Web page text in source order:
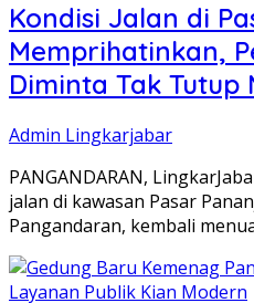
Kondisi Jalan di
Memprihatinkan,
Diminta Tak Tutup
Admin Lingkarjabar
PANGANDARAN,
jalan di kawasan Pasar
Pangandaran, kembali